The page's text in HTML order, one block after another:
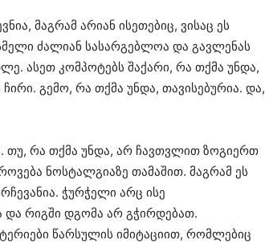
მაგრამ არიან ისეთებიც, ვისაც ეს
ძალიან სასარგებლოა და გავლენას
ასეთ კომპოტებს შაქარი, რა თქმა უნდა,
გემო, რა თქმა უნდა, თავისებურია. და,
თუ, რა თქმა უნდა, არ ჩავთვლით ზოგიერთ
ნოსტალგიაზე თამაშით. მაგრამ ეს
ჭურჭელი არც ისე
და რიგში დგომა არ გჭირდებათ.
წარსულის იმიტაციით, რომლებიც